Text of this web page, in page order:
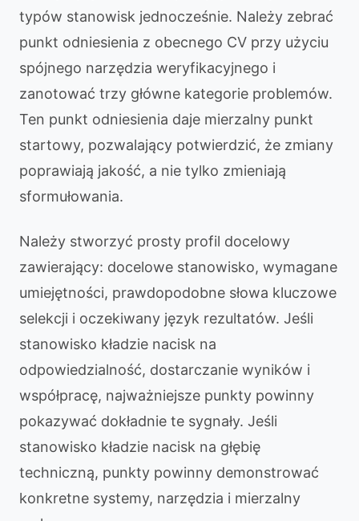
typów stanowisk jednocześnie. Należy zebrać
punkt odniesienia z obecnego CV przy użyciu
spójnego narzędzia weryfikacyjnego i
zanotować trzy główne kategorie problemów.
Ten punkt odniesienia daje mierzalny punkt
startowy, pozwalający potwierdzić, że zmiany
poprawiają jakość, a nie tylko zmieniają
sformułowania.
Należy stworzyć prosty profil docelowy
zawierający: docelowe stanowisko, wymagane
umiejętności, prawdopodobne słowa kluczowe
selekcji i oczekiwany język rezultatów. Jeśli
stanowisko kładzie nacisk na
odpowiedzialność, dostarczanie wyników i
współpracę, najważniejsze punkty powinny
pokazywać dokładnie te sygnały. Jeśli
stanowisko kładzie nacisk na głębię
techniczną, punkty powinny demonstrować
konkretne systemy, narzędzia i mierzalny